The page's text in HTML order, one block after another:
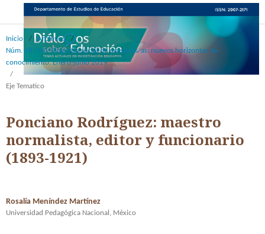
Inicio / Archivos
/
Núm. 18 (10): Biografía social de maestros/as: nuevos horizontes de
conocimiento. Enero-junio 2019
/
Eje Tematico
Ponciano Rodríguez: maestro
normalista, editor y funcionario
(1893-1921)
Rosalía Meníndez Martínez
Universidad Pedagógica Nacional, México